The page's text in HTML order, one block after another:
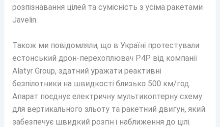
розпізнавання цілей та сумісність з усіма ракетами
Javelin.
Також ми повідомляли, що в Україні протестували
естонський дрон-перехоплювач P4P від компанії
Alatyr Group, здатний уражати реактивні
безпілотники на швидкості близько 500 км/год.
Апарат поєднує електричну мультикоптерну схему
для вертикального зльоту та ракетний двигун, який
забезпечує швидкий розгін і наближення до цілі.